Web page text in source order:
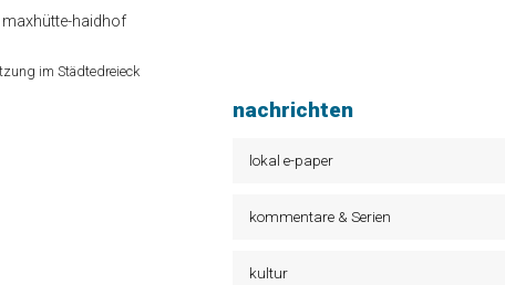
maxhütte-haidhof
im Städtedreieck
nachrichten
lokal e-paper
kommentare & Serien
kultur